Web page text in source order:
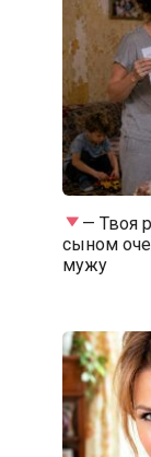
— Твоя
сыном
мужу